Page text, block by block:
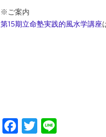
※ご案内
第15期立命塾実践的風水学講座
Facebook
Twitter
Line